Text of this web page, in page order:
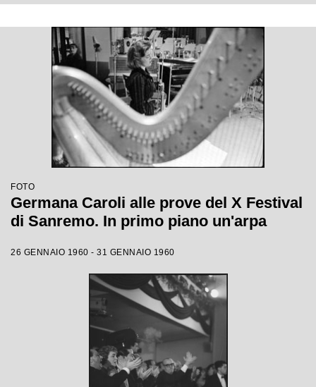
FOTO
Germana Caroli alle prove del X Festival
di Sanremo. In primo piano un'arpa
26 GENNAIO 1960 - 31 GENNAIO 1960